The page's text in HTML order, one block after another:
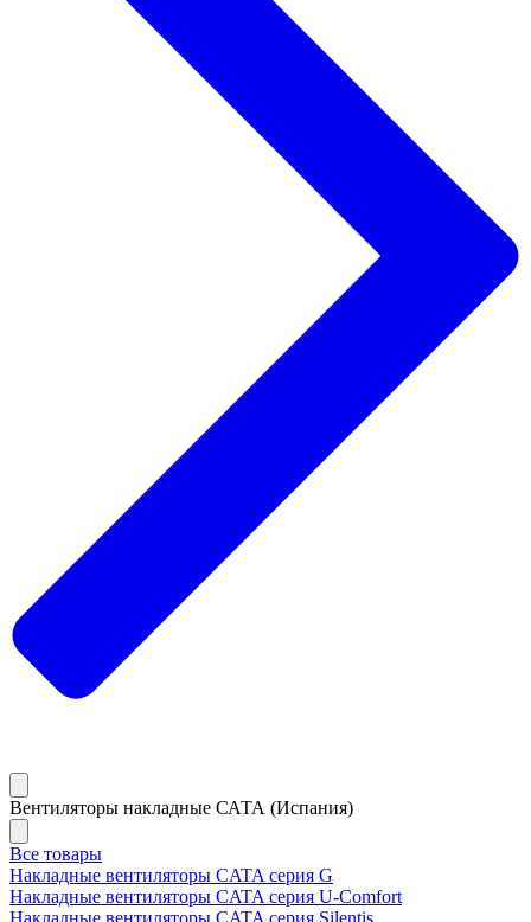
Вентиляторы накладные САТА (Испания)
Все товары
Накладные вентиляторы CATA серия G
Накладные вентиляторы CATA серия U-Comfort
Накладные вентиляторы CATA серия Silentis